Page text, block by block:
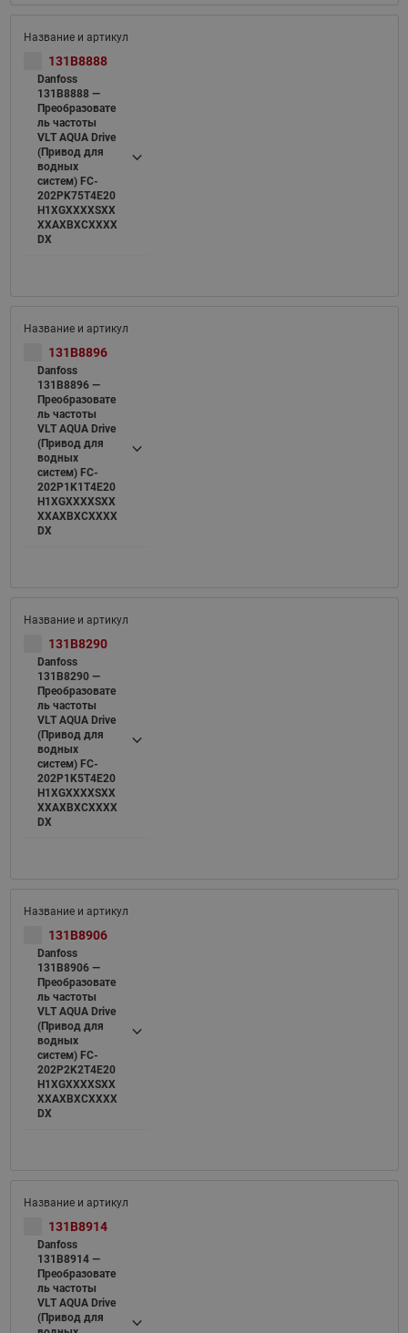
131B8888
Danfoss
131B8888 —
Преобразовате
ль частоты
VLT AQUA Drive
(Привод для
водных
систем) FC-
202PK75T4E20
H1XGXXXXSXX
XXAXBXCXXXX
DX
131B8896
Danfoss
131B8896 —
Преобразовате
ль частоты
VLT AQUA Drive
(Привод для
водных
систем) FC-
202P1K1T4E20
H1XGXXXXSXX
XXAXBXCXXXX
DX
131B8290
Danfoss
131B8290 —
Преобразовате
ль частоты
VLT AQUA Drive
(Привод для
водных
систем) FC-
202P1K5T4E20
H1XGXXXXSXX
XXAXBXCXXXX
DX
131B8906
Danfoss
131B8906 —
Преобразовате
ль частоты
VLT AQUA Drive
(Привод для
водных
систем) FC-
202P2K2T4E20
H1XGXXXXSXX
XXAXBXCXXXX
DX
131B8914
Danfoss
131B8914 —
Преобразовате
ль частоты
VLT AQUA Drive
(Привод для